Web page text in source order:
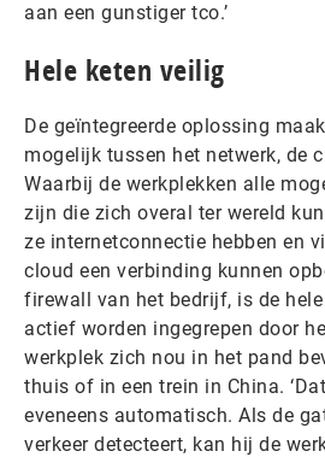
aan een gunstiger tco.’
Hele keten veilig
De geïntegreerde oplossing
mogelijk tussen het netwerk, de
Waarbij de werkplekken alle
zijn die zich overal ter wereld
ze internetconnectie hebben en
cloud een verbinding kunnen
firewall van het bedrijf, is de
actief worden ingegrepen door
werkplek zich nou in het pand
thuis of in een trein in China.
eveneens automatisch. Als de
verkeer detecteert, kan hij de